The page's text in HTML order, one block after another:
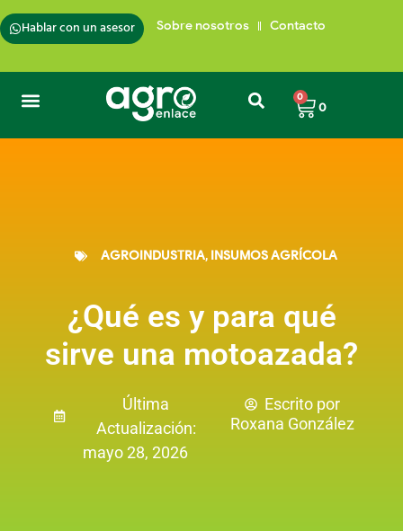
Hablar con un asesor Sobre nosotros Contacto
0
0
AGROINDUSTRIA, INSUMOS AGRÍCOLA
¿Qué es y para qué
sirve una motoazada?
Última
Actualización:
mayo 28, 2026
Escrito por
Roxana González